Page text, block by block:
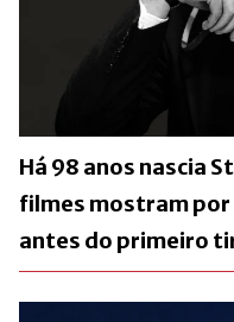
Há 98 anos nascia
filmes mostram por
antes do primeiro